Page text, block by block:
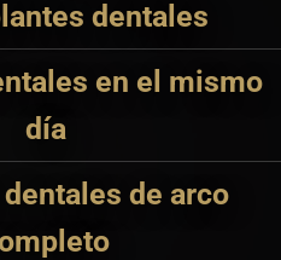
dentales
en el mismo
día
de arco